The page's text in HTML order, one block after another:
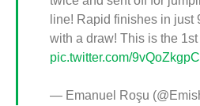
line! Rapid finishes in just
with a draw! This is the 1st
pic.twitter.com/
— Emanuel Roşu